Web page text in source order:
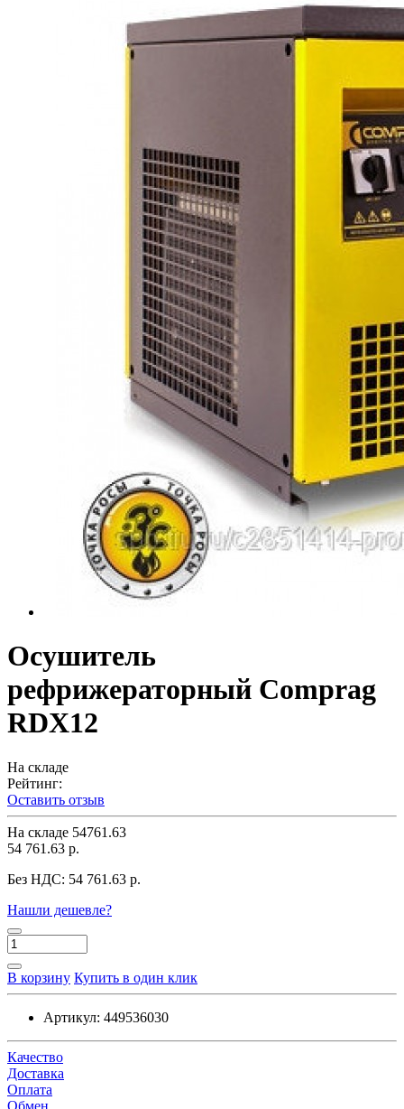
Осушитель
рефрижераторный Comprag
RDX12
На складе
Рейтинг:
Оставить отзыв
На складе 54761.63
54 761.63 р.
Без НДС: 54 761.63 р.
Нашли дешевле?
В корзину Купить в один клик
Артикул: 449536030
Качество
Доставка
Оплата
Обмен